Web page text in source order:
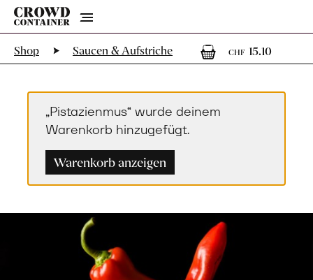
Menu
Shop Saucen & Aufstriche
CHF 15.101
„Pistazienmus“ wurde deinem
Warenkorb hinzugefügt.
Warenkorb anzeigen